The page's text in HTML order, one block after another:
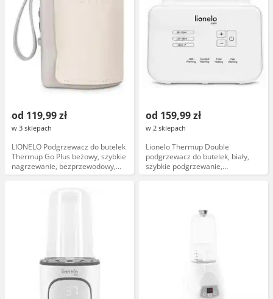
od 119,99 zł
w 3 sklepach
LIONELO Podgrzewacz do butelek
Thermup Go Plus beżowy, szybkie
nagrzewanie, bezprzewodowy,
regulacja temperatury,
kompatybilny z butelkami Lionelo
od 159,99 zł
w 2 sklepach
Lionelo Thermup Double
podgrzewacz do butelek, biały,
szybkie podgrzewanie,
automatyczne wyłączanie